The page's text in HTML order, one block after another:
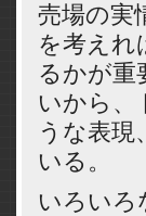
売場の実
を考えれ
るかが重
いから、
うな表
いる。
いろいろ